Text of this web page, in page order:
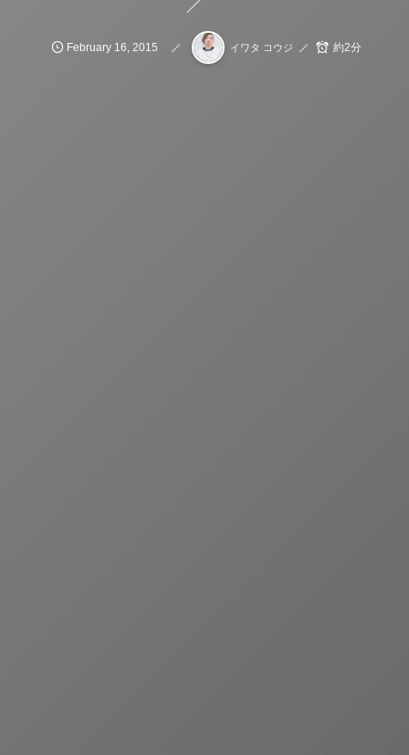
February 16 2015 イワタ コウジ 約2分